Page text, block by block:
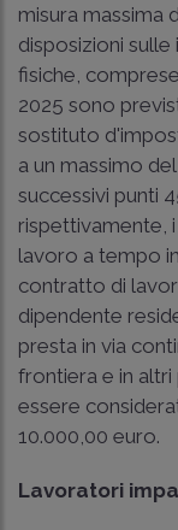
misura massima
disposizioni
fisiche,
2025 sono
sostituto
a un massimo
successivi punti
rispettivamente,
lavoro a tempo
contratto di
dipendente
presta in via
frontiera e in
essere
10.000,00 euro.
Lavoratori